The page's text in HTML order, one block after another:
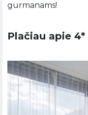
gurmanams!
Plačiau apie